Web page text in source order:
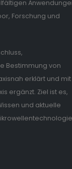
Forschung und
Bestimmung von
erklärt und mit
ergänzt. Ziel ist es,
und aktuelle